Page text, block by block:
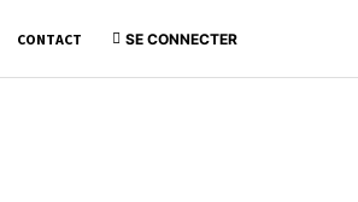
CONTACT SE CONNECTER